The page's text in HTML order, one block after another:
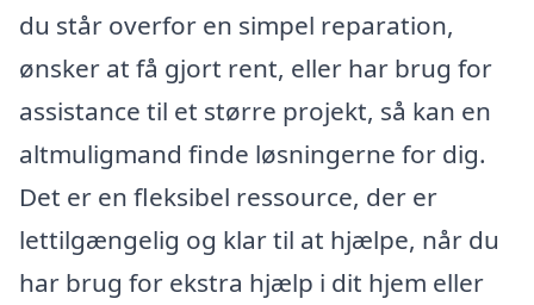
du står overfor en simpel reparation,
ønsker at få gjort rent, eller har brug for
assistance til et større projekt, så kan en
altmuligmand finde løsningerne for dig.
Det er en fleksibel ressource, der er
lettilgængelig og klar til at hjælpe, når du
har brug for ekstra hjælp i dit hjem eller